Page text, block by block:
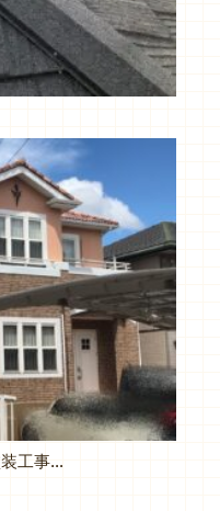
瑞浪市学園台｜M様邸｜外壁塗装工事｜ベランダ防水工事｜ブロック塀塗装工事